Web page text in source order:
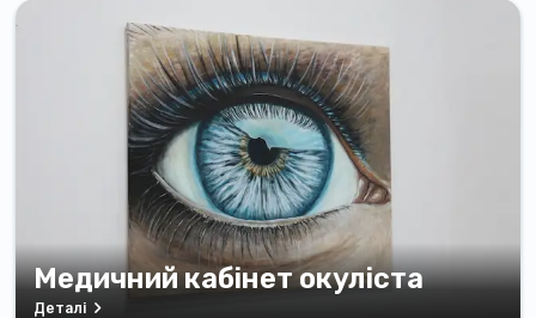
Медичний кабінет окуліста
Деталі